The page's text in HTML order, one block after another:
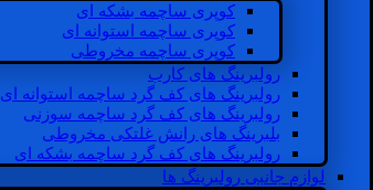
کوپری ساچمه بشکه ای
کوپری ساچمه استوانه ای
کوپری ساچمه مخروطی
رولبرینگ های کارب
رولبرینگ های کف گرد ساچمه استوانه ای
رولبرینگ های کف گرد ساچمه سوزنی
بلبرینگ های رانش غلتکی مخروطی
رولبرینگ های کف گرد ساچمه بشکه ای
لوازم جانبی رولبرینگ ها